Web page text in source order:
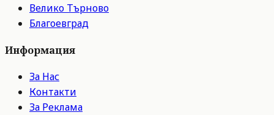
Велико Търново
Благоевград
Информация
За Нас
Контакти
За Реклама